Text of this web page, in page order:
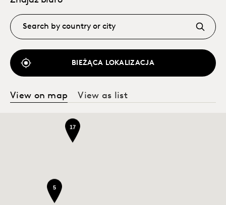
BIEŻĄCA LOKALIZACJA
View on map View as list
17
5